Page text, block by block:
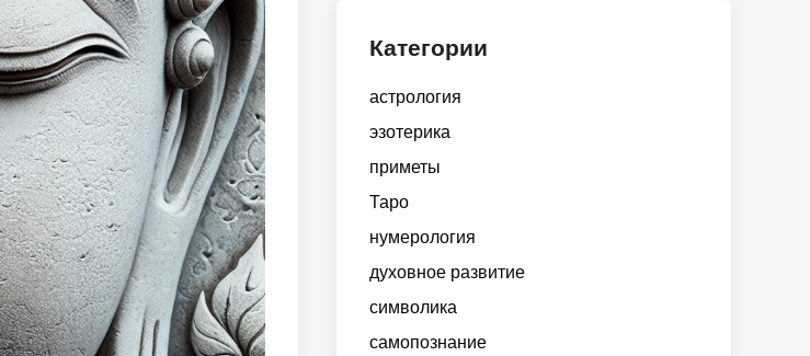
Категории
астрология
эзотерика
приметы
Таро
нумерология
духовное развитие
символика
самопознание